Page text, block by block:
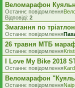
Веломарафон
Останнє повідомлення
Відповіді: 2
Змагання по
Останнє повідомлення
26 травня МТБ
Останнє повідомленняKristi
I Love My Bike 2018
Останнє повідомлення
Веломарафон
Останнє повідомленняNaip